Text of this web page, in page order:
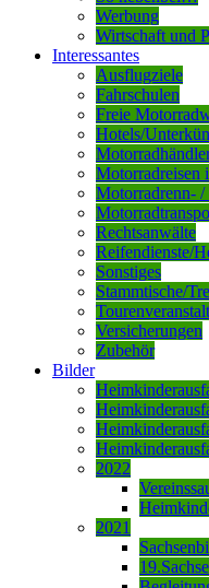
Werbung
Wirtschaft und
Interessantes
Ausflugziele
Fahrschulen
Freie
Hotels/
Motorradreisen
Motorradrenn- /
Rechtsanwälte
Reifendienste/
Sonstiges
Stammtische/
Versicherungen
Zubehör
Bilder
2022
2021